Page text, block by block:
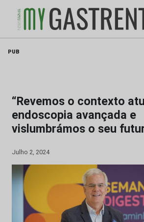
PUB
“Revemos o contexto
endoscopia avançada e
vislumbrámos o seu
Julho 2, 2024